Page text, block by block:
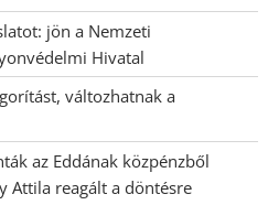
jön a Nemzeti
Hivatal
változhatnak a
az Eddának közpénzből
Attila reagált a döntésre